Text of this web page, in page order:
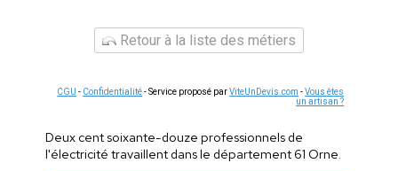
Retour à la liste des métiers
CGU - Confidentialité- Service proposé parViteUnDevis.com -Vous êtes
un artisan ?
Deux cent soixante-douze professionnels de
l'électricité travaillent dans le département 61 Orne.